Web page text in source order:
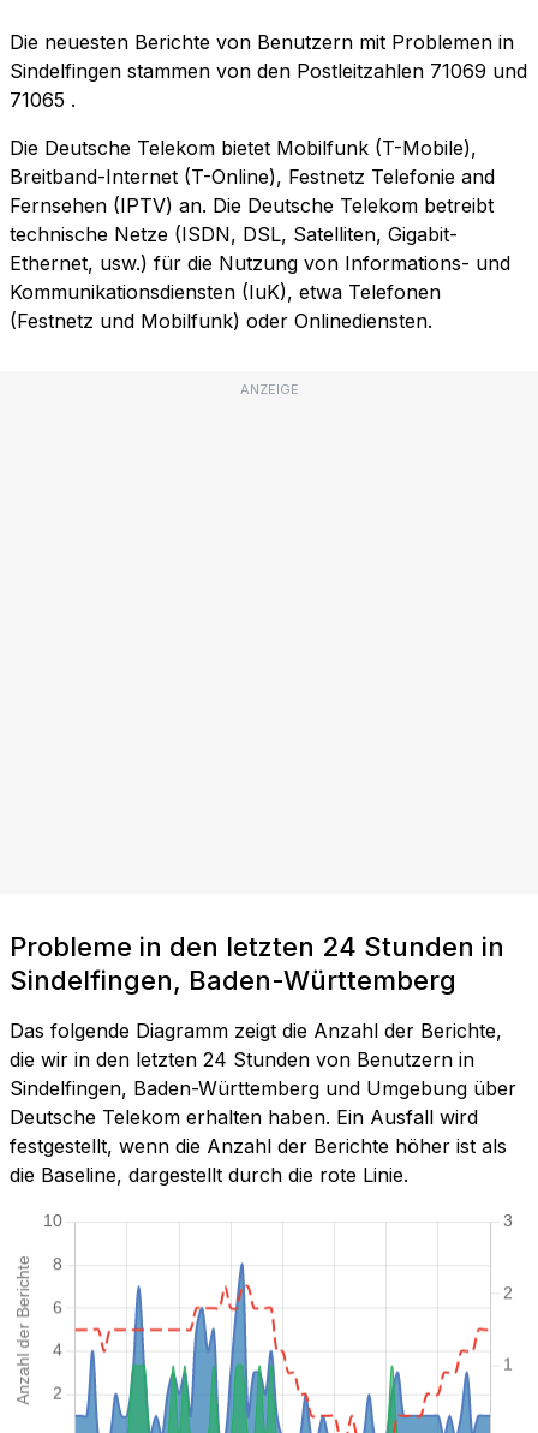
Die neuesten Berichte von Benutzern mit Problemen in
Sindelfingen stammen von den Postleitzahlen 71069 und
71065 .
Die Deutsche Telekom bietet Mobilfunk (T-Mobile),
Breitband-Internet (T-Online), Festnetz Telefonie and
Fernsehen (IPTV) an. Die Deutsche Telekom betreibt
technische Netze (ISDN, DSL, Satelliten, Gigabit-
Ethernet, usw.) für die Nutzung von Informations- und
Kommunikationsdiensten (IuK), etwa Telefonen
(Festnetz und Mobilfunk) oder Onlinediensten.
ANZEIGE
Probleme in den letzten 24 Stunden in
Sindelfingen, Baden-Württemberg
Das folgende Diagramm zeigt die Anzahl der Berichte,
die wir in den letzten 24 Stunden von Benutzern in
Sindelfingen, Baden-Württemberg und Umgebung über
Deutsche Telekom erhalten haben. Ein Ausfall wird
festgestellt, wenn die Anzahl der Berichte höher ist als
die Baseline, dargestellt durch die rote Linie.